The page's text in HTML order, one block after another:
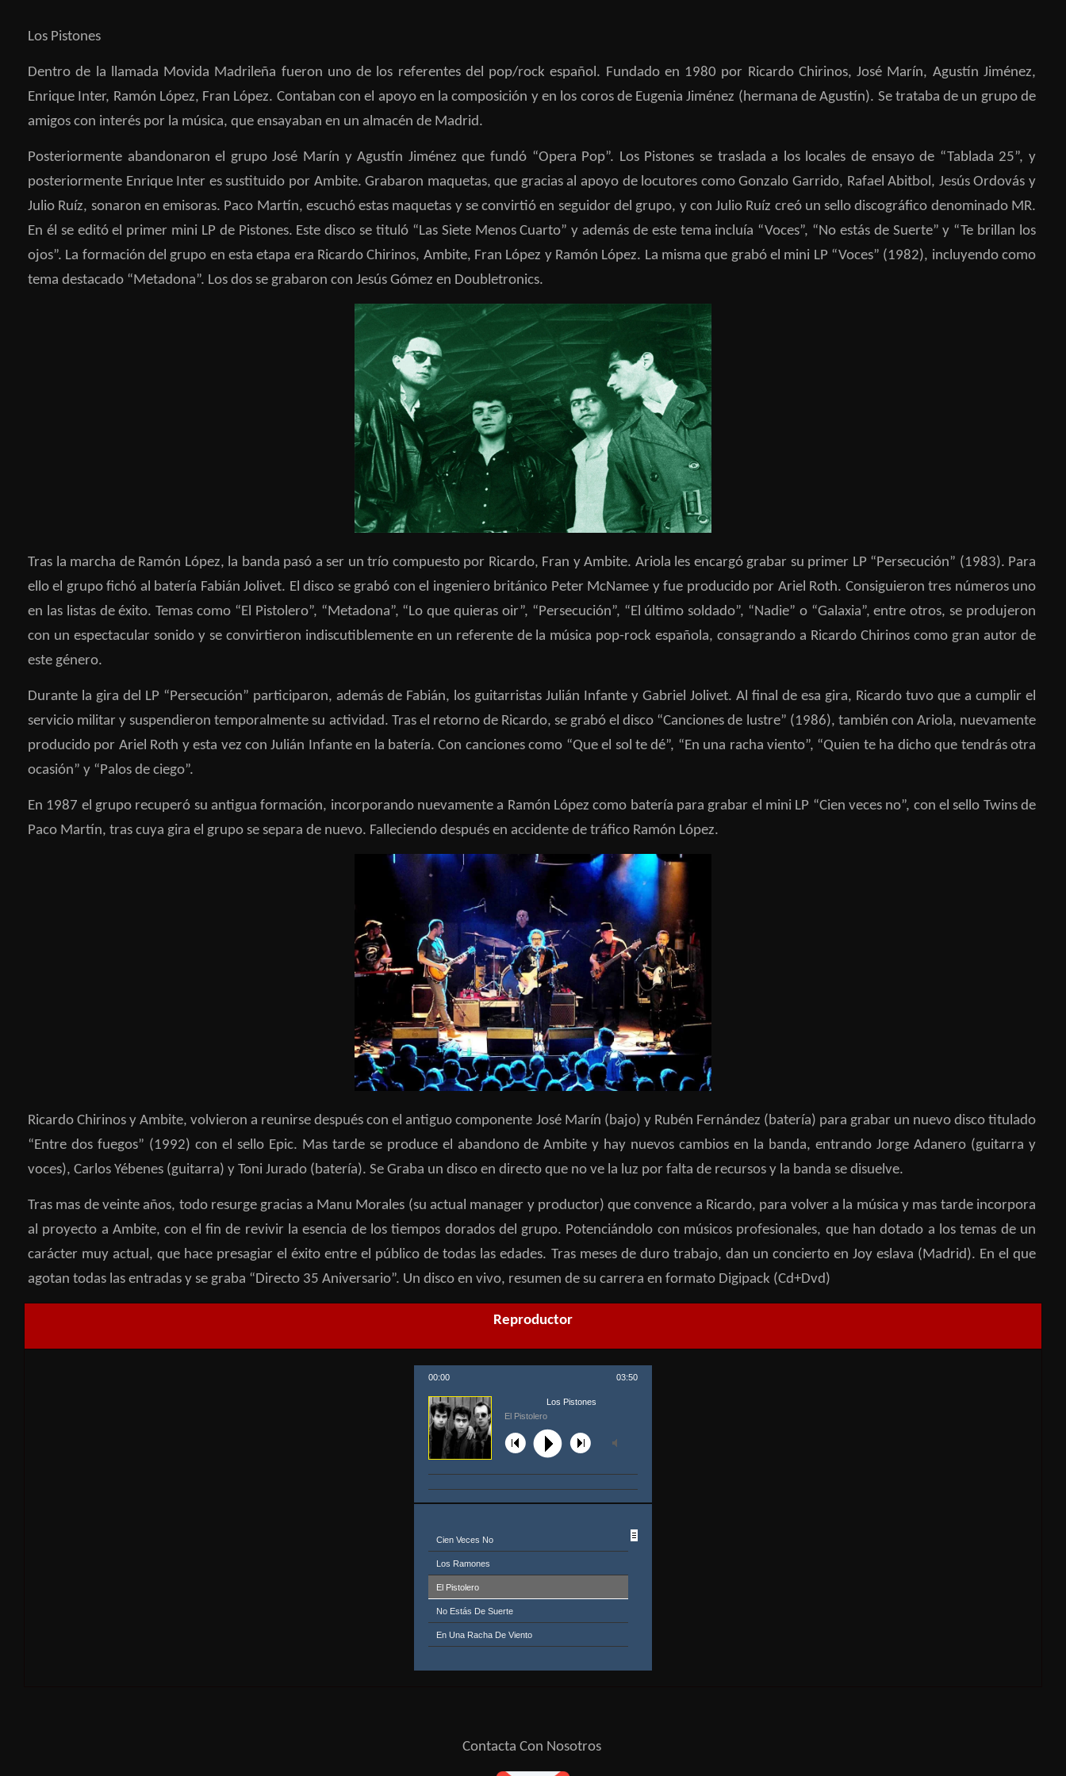
Los Pistones
Dentro de la llamada Movida Madrileña fueron uno de los referentes del pop/rock español. Fundado en 1980 por Ricardo Chirinos, José Marín, Agustín Jiménez,
Enrique Inter, Ramón López, Fran López. Contaban con el apoyo en la composición y en los coros de Eugenia Jiménez (hermana de Agustín). Se trataba de un grupo de
amigos con interés por la música, que ensayaban en un almacén de Madrid.
Posteriormente abandonaron el grupo José Marín y Agustín Jiménez que fundó “Opera Pop”. Los Pistones se traslada a los locales de ensayo de “Tablada 25”, y
posteriormente Enrique Inter es sustituido por Ambite. Grabaron maquetas, que gracias al apoyo de locutores como Gonzalo Garrido, Rafael Abitbol, Jesús Ordovás y
Julio Ruíz, sonaron en emisoras. Paco Martín, escuchó estas maquetas y se convirtió en seguidor del grupo, y con Julio Ruíz creó un sello discográfico denominado MR.
En él se editó el primer mini LP de Pistones. Este disco se tituló “Las Siete Menos Cuarto” y además de este tema incluía “Voces”, “No estás de Suerte” y “Te brillan los
ojos”. La formación del grupo en esta etapa era Ricardo Chirinos, Ambite, Fran López y Ramón López. La misma que grabó el mini LP “Voces” (1982), incluyendo como
tema destacado “Metadona”. Los dos se grabaron con Jesús Gómez en Doubletronics.
Tras la marcha de Ramón López, la banda pasó a ser un trío compuesto por Ricardo, Fran y Ambite. Ariola les encargó grabar su primer LP “Persecución” (1983). Para
ello el grupo fichó al batería Fabián Jolivet. El disco se grabó con el ingeniero británico Peter McNamee y fue producido por Ariel Roth. Consiguieron tres números uno
en las listas de éxito. Temas como “El Pistolero”, “Metadona”, “Lo que quieras oir”, “Persecución”, “El último soldado”, “Nadie” o “Galaxia”, entre otros, se produjeron
con un espectacular sonido y se convirtieron indiscutiblemente en un referente de la música pop-rock española, consagrando a Ricardo Chirinos como gran autor de
este género.
Durante la gira del LP “Persecución” participaron, además de Fabián, los guitarristas Julián Infante y Gabriel Jolivet. Al final de esa gira, Ricardo tuvo que a cumplir el
servicio militar y suspendieron temporalmente su actividad. Tras el retorno de Ricardo, se grabó el disco “Canciones de lustre” (1986), también con Ariola, nuevamente
producido por Ariel Roth y esta vez con Julián Infante en la batería. Con canciones como “Que el sol te dé”, “En una racha viento”, “Quien te ha dicho que tendrás otra
ocasión” y “Palos de ciego”.
En 1987 el grupo recuperó su antigua formación, incorporando nuevamente a Ramón López como batería para grabar el mini LP “Cien veces no”, con el sello Twins de
Paco Martín, tras cuya gira el grupo se separa de nuevo. Falleciendo después en accidente de tráfico Ramón López.
Ricardo Chirinos y Ambite, volvieron a reunirse después con el antiguo componente José Marín (bajo) y Rubén Fernández (batería) para grabar un nuevo disco titulado
“Entre dos fuegos” (1992) con el sello Epic. Mas tarde se produce el abandono de Ambite y hay nuevos cambios en la banda, entrando Jorge Adanero (guitarra y
voces), Carlos Yébenes (guitarra) y Toni Jurado (batería). Se Graba un disco en directo que no ve la luz por falta de recursos y la banda se disuelve.
Tras mas de veinte años, todo resurge gracias a Manu Morales (su actual manager y productor) que convence a Ricardo, para volver a la música y mas tarde incorpora
al proyecto a Ambite, con el fin de revivir la esencia de los tiempos dorados del grupo. Potenciándolo con músicos profesionales, que han dotado a los temas de un
carácter muy actual, que hace presagiar el éxito entre el público de todas las edades. Tras meses de duro trabajo, dan un concierto en Joy eslava (Madrid). En el que
agotan todas las entradas y se graba “Directo 35 Aniversario”. Un disco en vivo, resumen de su carrera en formato Digipack (Cd+Dvd)
Reproductor
00:00 03:50
El Pistolero
Los Pistones
Cien Veces No
Los Ramones
El Pistolero
No Estás De Suerte
En Una Racha De Viento
Contacta Con Nosotros